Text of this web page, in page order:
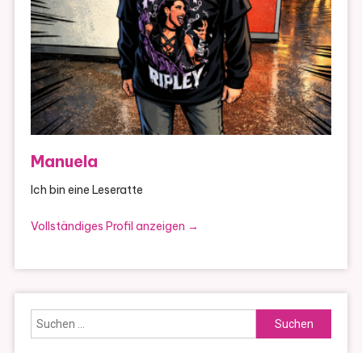
Manuela
Ich bin eine Leseratte
Vollständiges Profil anzeigen →
Suchen
nach: